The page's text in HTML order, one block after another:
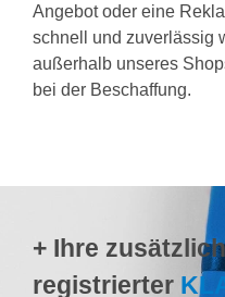
Angebot oder eine
schnell und zuverlässig
außerhalb unseres
bei der Beschaffung.
+ Ihre
registrierter